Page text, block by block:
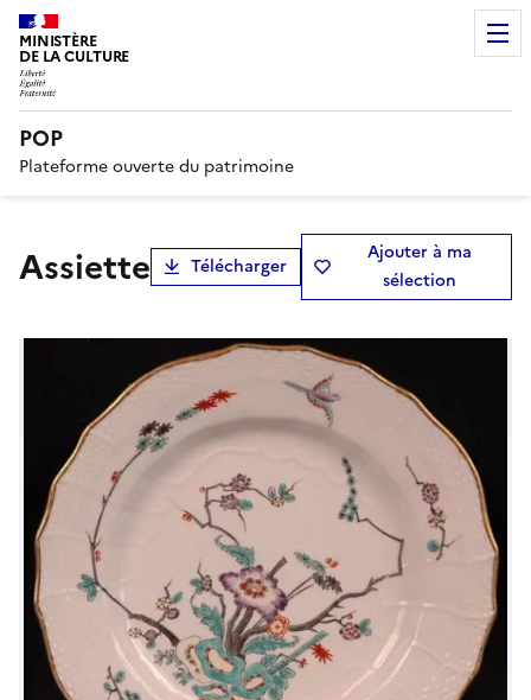
MINISTÈRE
DE LA CULTURE
POP
Plateforme ouverte du patrimoine
assiette Télécharger
Ajouter à ma
sélection